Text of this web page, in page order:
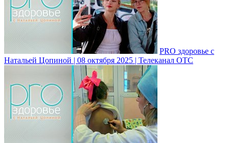
PRO здоровье с
Натальей Цопиной | 08 октября 2025 | Телеканал ОТС